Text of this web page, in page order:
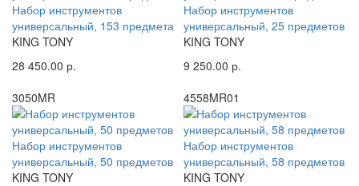
Набор инструментов
универсальный, 153 предмета
KING TONY
28 450.00 р.
Набор инструментов
универсальный, 25 предметов
KING TONY
9 250.00 р.
3050MR
Набор инструментов
универсальный, 50 предметов
KING TONY
4558MR01
Набор инструментов
универсальный, 58 предметов
KING TONY